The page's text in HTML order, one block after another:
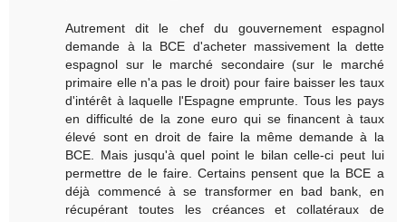
Autrement dit le chef du gouvernement espagnol
demande à la BCE d'acheter massivement la dette
espagnol sur le marché secondaire (sur le marché
primaire elle n'a pas le droit) pour faire baisser les taux
d'intérêt à laquelle l'Espagne emprunte. Tous les pays
en difficulté de la zone euro qui se financent à taux
élevé sont en droit de faire la même demande à la
BCE. Mais jusqu'à quel point le bilan celle-ci peut lui
permettre de le faire. Certains pensent que la BCE a
déjà commencé à se transformer en bad bank, en
récupérant toutes les créances et collatéraux de